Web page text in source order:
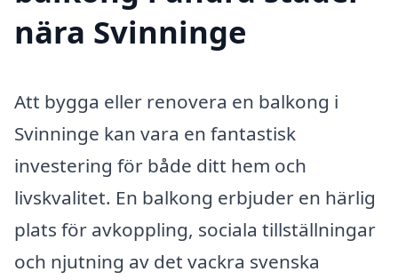
nära Svinninge
Att bygga eller renovera en balkong i
Svinninge kan vara en fantastisk
investering för både ditt hem och
livskvalitet. En balkong erbjuder en härlig
plats för avkoppling, sociala tillställningar
och njutning av det vackra svenska